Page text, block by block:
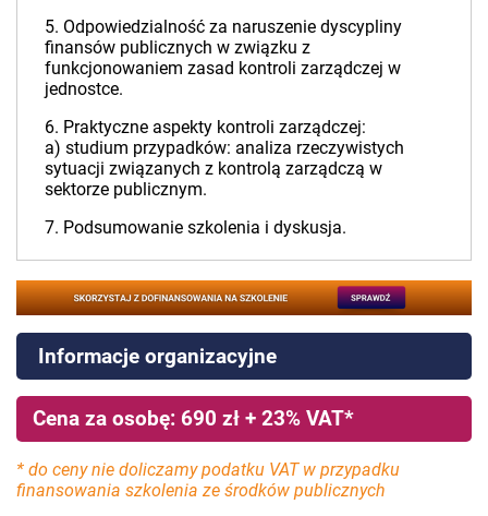
5. Odpowiedzialność za naruszenie dyscypliny
finansów publicznych w związku z
funkcjonowaniem zasad kontroli zarządczej w
jednostce.
6. Praktyczne aspekty kontroli zarządczej:
a) studium przypadków: analiza rzeczywistych
sytuacji związanych z kontrolą zarządczą w
sektorze publicznym.
7. Podsumowanie szkolenia i dyskusja.
Informacje organizacyjne
Cena za osobę: 690 zł + 23% VAT*
* do ceny nie doliczamy podatku VAT w przypadku
finansowania szkolenia ze środków publicznych